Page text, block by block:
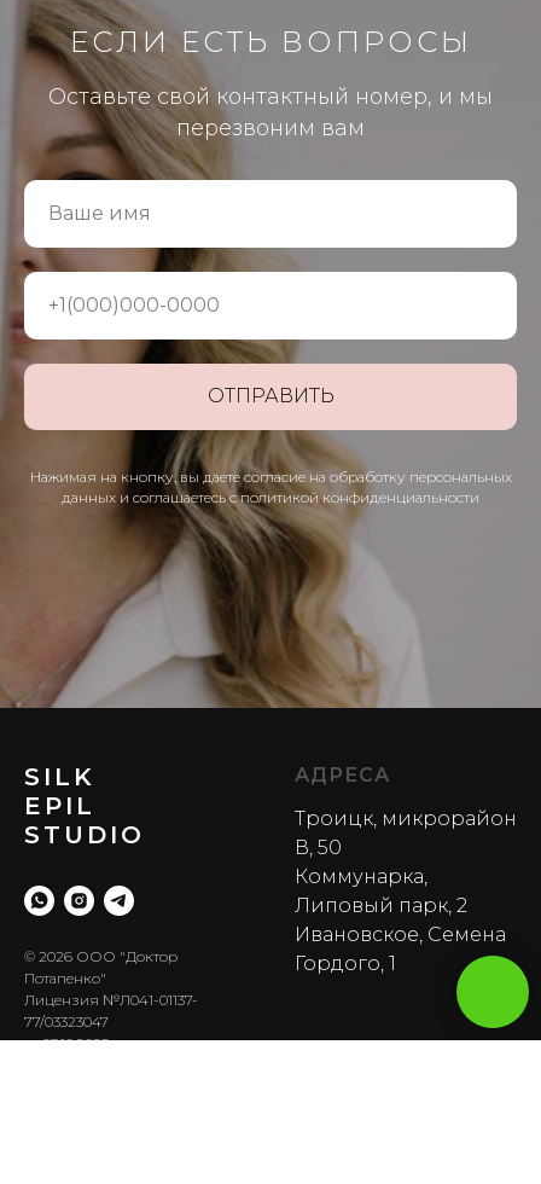
ЕСЛИ ЕСТЬ ВОПРОСЫ
Оставьте свой контактный номер, и мы
перезвоним вам
Ваше имя
+1(000)000-0000
ОТПРАВИТЬ
Нажимая на кнопку, вы даете согласие на обработку персональных
данных и соглашаетесь c политикой конфиденциальности
SILK
EPIL
STUDIO
© 2026 ООО "Доктор
Потапенко"
Лицензия №Л041-01137-
77/03323047
от 03.10.2025 г.
АДРЕСА
Троицк, микрорайон
В, 50
Коммунарка,
Липовый парк, 2
Ивановское, Семена
Гордого, 1